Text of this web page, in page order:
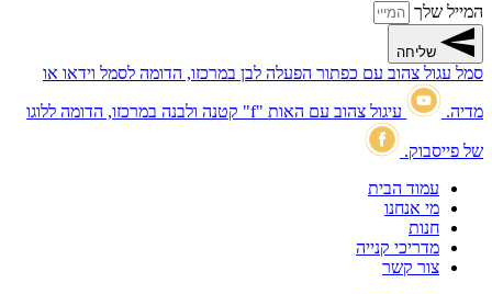
המייל שלך
שליחה
סמל עגול צהוב עם כפתור הפעלה לבן במרכזו, הדומה לסמל וידאו או
מדיה. עיגול צהוב עם האות "f" קטנה ולבנה במרכזו, הדומה ללוגו
של פייסבוק.
עמוד הבית
מי אנחנו
חנות
מדריכי קנייה
צור קשר